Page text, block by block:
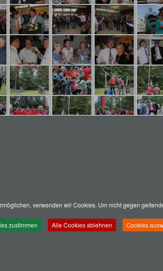
verwenden wir Cookies. Um nicht gegen
zustimmen Alle Cookies ablehnen Cookies